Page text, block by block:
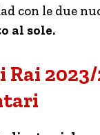
con le due
al sole.
Rai